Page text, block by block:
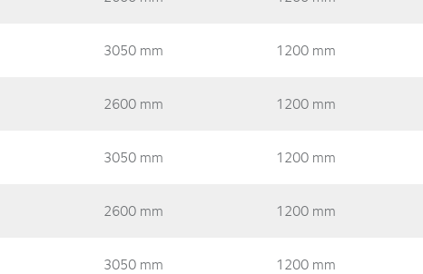
3050 mm 1200 mm
2600 mm 1200 mm
3050 mm 1200 mm
2600 mm 1200 mm
3050 mm 1200 mm